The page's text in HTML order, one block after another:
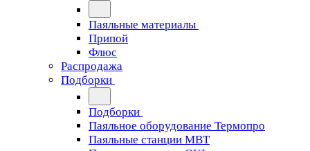
Паяльные материалы
Припой
Флюс
Распродажа
Подборки
Подборки
Паяльное оборудование Термопро
Паяльные станции MBT